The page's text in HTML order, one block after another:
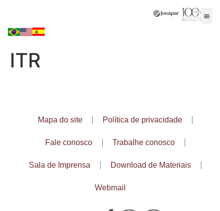
ITR
Mapa do site Política de privacidade
Fale conosco Trabalhe conosco
Sala de Imprensa Download de Materiais
Webmail